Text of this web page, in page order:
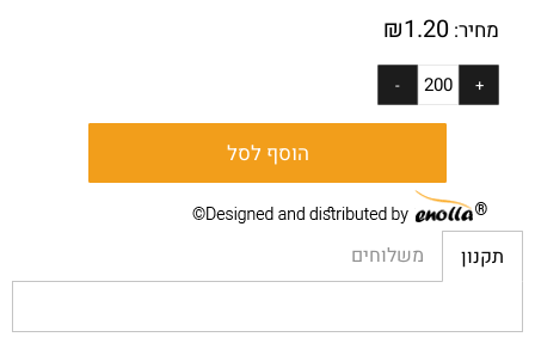
מחיר: ₪1.20
הוסף לסל
תקנון משלוחים